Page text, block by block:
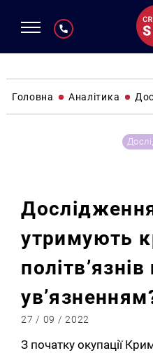
Головна Аналітика
утримують
27 / 09 / 2022
З початку окупації